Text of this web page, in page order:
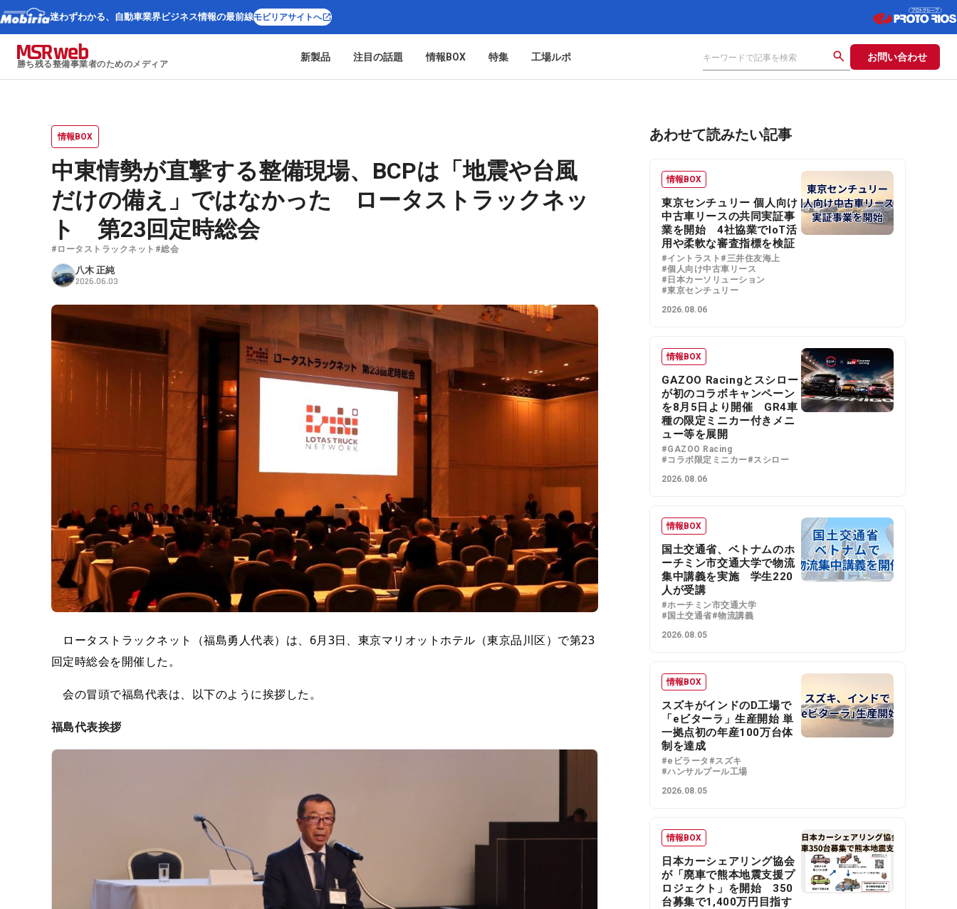
迷わずわかる、 自動車業界ビジネス情報の最前線モビリアサイトへ
勝ち残る整備事業者のためのメディア
新製品 注目の話題 情報BOX 特集 工場ルポ お問い合わせ
情報BOX
中東情勢が直撃する整備現場、BCPは「地震や台風
だけの備え」ではなかった ロータストラックネッ
ト 第23回定時総会
#ロータストラックネット #総会
八木 正純
2026.06.03
ロータストラックネット（福島勇人代表）は、6月3日、東京マリオットホテル（東京品川区）で第23
回定時総会を開催した。
会の冒頭で福島代表は、以下のように挨拶した。
福島代表挨拶
あわせて読みたい記事
情報BOX
東京センチュリー 個人向け
中古車リースの共同実証事
業を開始 4社協業でIoT活
用や柔軟な審査指標を検証
#イントラスト #三井住友海上
#個人向け中古車リース
#日本カーソリューション
#東京センチュリー
2026.08.06
情報BOX
GAZOO Racingとスシロー
が初のコラボキャンペーン
を8月5日より開催 GR4車
種の限定ミニカー付きメニ
ュー等を展開
#GAZOO Racing
#コラボ限定ミニカー#スシロー
2026.08.06
情報BOX
国土交通省、ベトナムのホ
ーチミン市交通大学で物流
集中講義を実施 学生220
人が受講
#ホーチミン市交通大学
#国土交通省#物流講義
2026.08.05
情報BOX
スズキがインドのD工場で
「eビターラ」生産開始 単
一拠点初の年産100万台体
制を達成
#eビラータ #スズキ
#ハンサルプール工場
2026.08.05
情報BOX
日本カーシェアリング協会
が「廃車で熊本地震支援プ
ロジェクト」を開始 350
台募集で1,400万円目指す